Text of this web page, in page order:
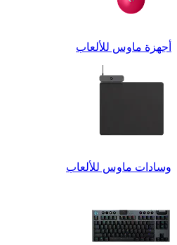
أجهزة ماوس للألعاب
وسادات ماوس للألعاب